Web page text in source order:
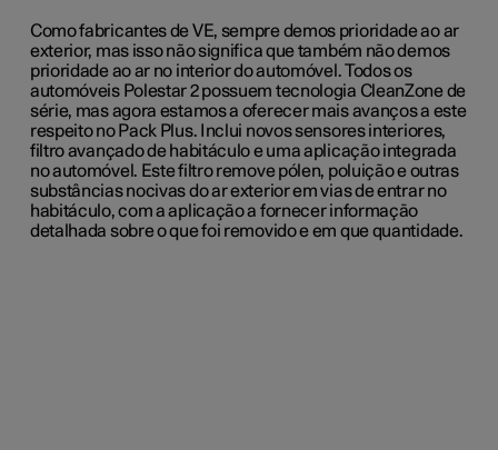
Como fabricantes de VE, sempre demos prioridade ao ar
exterior, mas isso não significa que também não demos
prioridade ao ar no interior do automóvel. Todos os
automóveis Polestar 2 possuem tecnologia CleanZone de
série, mas agora estamos a oferecer mais avanços a este
respeito no Pack Plus. Inclui novos sensores interiores,
filtro avançado de habitáculo e uma aplicação integrada
no automóvel. Este filtro remove pólen, poluição e outras
substâncias nocivas do ar exterior em vias de entrar no
habitáculo, com a aplicação a fornecer informação
detalhada sobre o que foi removido e em que quantidade.